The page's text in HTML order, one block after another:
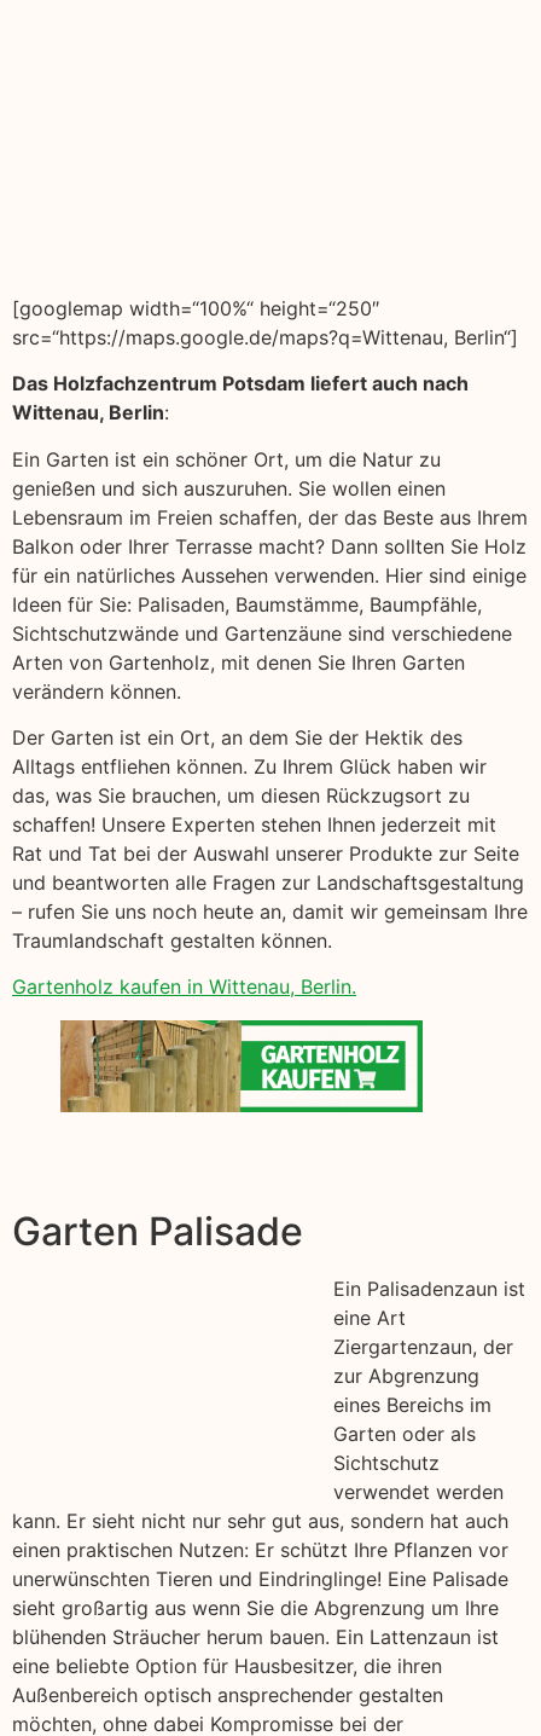
[googlemap width=“100%“ height=“250″
src=“https://maps.google.de/maps?q=Wittenau, Berlin“]
Das Holzfachzentrum Potsdam liefert auch nach
Wittenau, Berlin:
Ein Garten ist ein schöner Ort, um die Natur zu
genießen und sich auszuruhen. Sie wollen einen
Lebensraum im Freien schaffen, der das Beste aus Ihrem
Balkon oder Ihrer Terrasse macht? Dann sollten Sie Holz
für ein natürliches Aussehen verwenden. Hier sind einige
Ideen für Sie: Palisaden, Baumstämme, Baumpfähle,
Sichtschutzwände und Gartenzäune sind verschiedene
Arten von Gartenholz, mit denen Sie Ihren Garten
verändern können.
Der Garten ist ein Ort, an dem Sie der Hektik des
Alltags entfliehen können. Zu Ihrem Glück haben wir
das, was Sie brauchen, um diesen Rückzugsort zu
schaffen! Unsere Experten stehen Ihnen jederzeit mit
Rat und Tat bei der Auswahl unserer Produkte zur Seite
und beantworten alle Fragen zur Landschaftsgestaltung
– rufen Sie uns noch heute an, damit wir gemeinsam Ihre
Traumlandschaft gestalten können.
Gartenholz kaufen in Wittenau, Berlin.
Garten Palisade
Ein Palisadenzaun ist
eine Art
Ziergartenzaun, der
zur Abgrenzung
eines Bereichs im
Garten oder als
Sichtschutz
verwendet werden
kann. Er sieht nicht nur sehr gut aus, sondern hat auch
einen praktischen Nutzen: Er schützt Ihre Pflanzen vor
unerwünschten Tieren und Eindringlinge! Eine Palisade
sieht großartig aus wenn Sie die Abgrenzung um Ihre
blühenden Sträucher herum bauen. Ein Lattenzaun ist
eine beliebte Option für Hausbesitzer, die ihren
Außenbereich optisch ansprechender gestalten
möchten, ohne dabei Kompromisse bei der